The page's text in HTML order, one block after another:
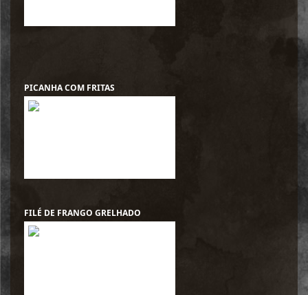
PICANHA COM FRITAS
FILÉ DE FRANGO GRELHADO